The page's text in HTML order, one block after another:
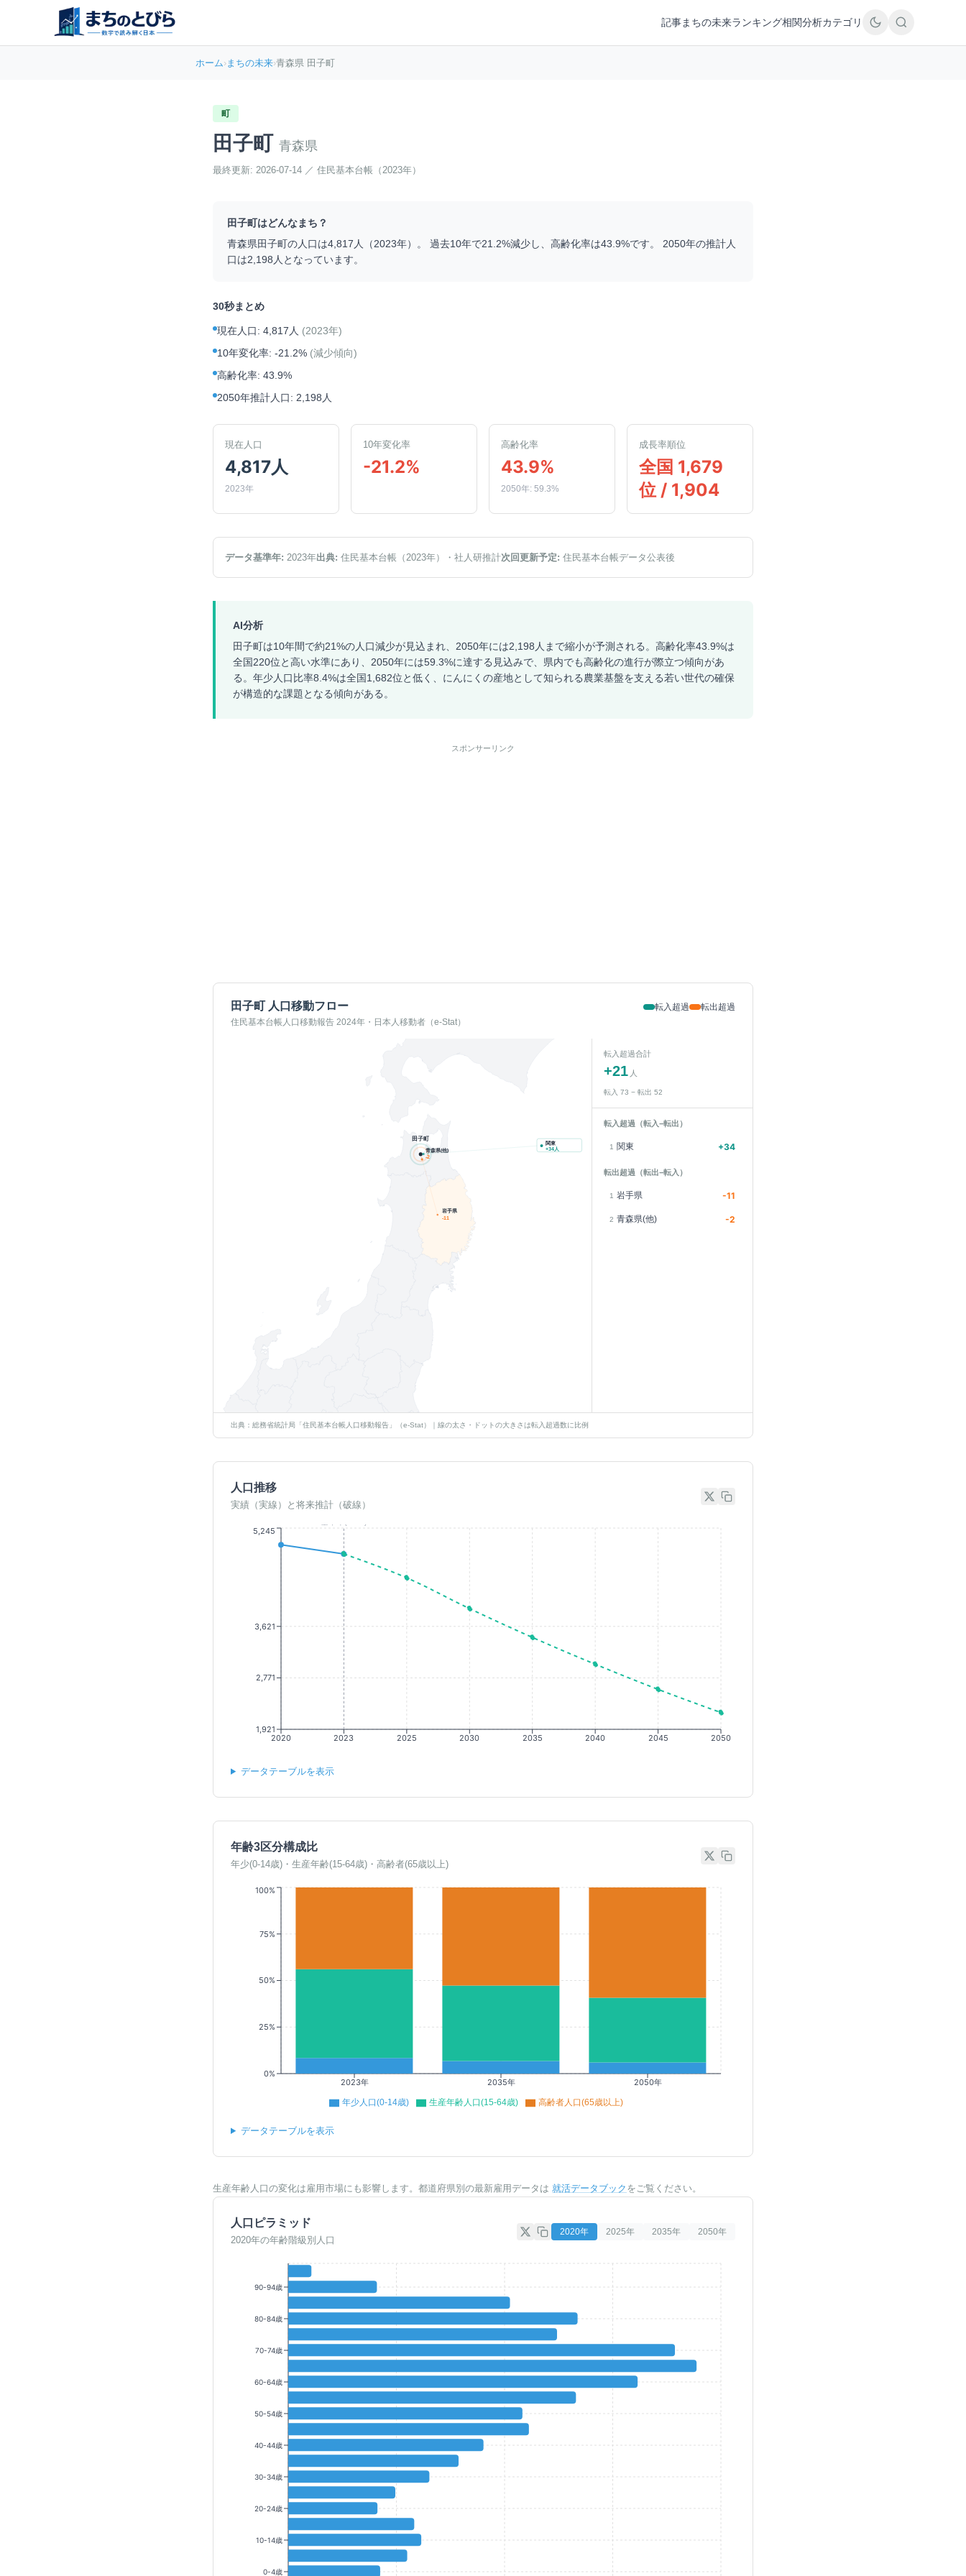
記事まちの未来ランキング相関分析カテゴリ
ホーム›まちの未来›青森県 田子町
町
田子町 青森県
最終更新: 2026-07-14 ／ 住民基本台帳（2023年）
田子町はどんなまち？
青森県田子町の人口は4,817 人（2023年）。 過去10年で21.2%減少し、高齢化率は43.9%です。 2050年の推計人
口は2,198 人となっています。
30秒まとめ
現在人口: 4,817人 (2023年)
10年変化率: -21.2% (減少傾向)
高齢化率: 43.9%
2050年推計人口: 2,198人
現在人口
4,817人
2023年
10年変化率
-21.2%
高齢化率
43.9%
2050年: 59.3%
成長率順位
全国 1,679
位 / 1,904
データ基準年: 2023年出典: 住民基本台帳（2023年） ・社人研推計次回更新予定: 住民基本台帳データ公表後
AI分析
田子町は10年間で約21%の人口減少が見込まれ、2050年には2,198人まで縮小が予測される。高齢化率43.9%は
全国220位と高い水準にあり、2050年には59.3%に達する見込みで、県内でも高齢化の進行が際立つ傾向があ
る。年少人口比率8.4%は全国1,682位と低く、にんにくの産地として知られる農業基盤を支える若い世代の確保
が構造的な課題となる傾向がある。
スポンサーリンク
田子町 人口移動フロー
住民基本台帳人口移動報告 2024年・日本人移動者（e-Stat）
転入超過 転出超過
青森県(他)
-2
岩手県
-11
田子町
関東
+34人
転入超過合計
+21 人
転入 73 − 転出 52
転入超過（転入−転出）
1 関東 +34
転出超過（転出−転入）
1 岩手県 -11
2 青森県(他) -2
出典：総務省統計局「住民基本台帳人口移動報告」（e-Stat）｜線の太さ・ドットの大きさは転入超過数に比例
人口推移
実績（実線）と将来推計（破線）
2020 2023 2025 2030 2035 2040 2045 2050
1,921
2,771
3,621
5,245
データテーブルを表示
年齢3区分構成比
年少(0-14歳)・生産年齢(15-64歳)・高齢者(65歳以上)
2023年 2035年 2050年
0%
25%
50%
75%
100%
年少人口(0-14歳) 生産年齢人口(15-64歳) 高齢者人口(65歳以上)
データテーブルを表示
生産年齢人口の変化は雇用市場にも影響します。都道府県別の最新雇用データは 就活データブック をご覧ください。
人口ピラミッド
2020年の年齢階級別人口
2020年 2025年 2035年 2050年
90-94歳
80-84歳
70-74歳
60-64歳
50-54歳
40-44歳
30-34歳
20-24歳
10-14歳
0-4歳